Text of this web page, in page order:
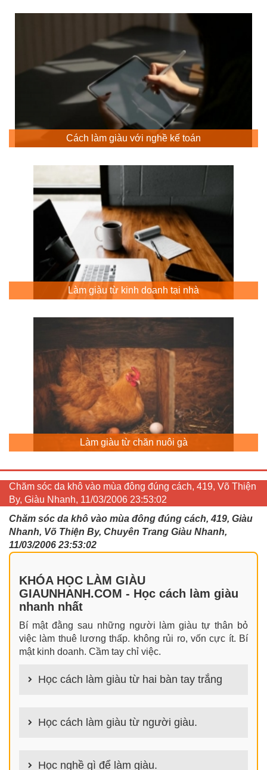
Cách làm giàu với nghề kế toán
Làm giàu từ kinh doanh tại nhà
Làm giàu từ chăn nuôi gà
Chăm sóc da khô vào mùa đông đúng cách, 419, Võ Thiện
By, Giàu Nhanh, 11/03/2006 23:53:02
Chăm sóc da khô vào mùa đông đúng cách, 419, Giàu
Nhanh, Võ Thiện By, Chuyên Trang Giàu Nhanh,
11/03/2006 23:53:02
KHÓA HỌC LÀM GIÀU
GIAUNHANH.COM - Học cách làm giàu
nhanh nhất
Bí mật đằng sau những người làm giàu tự thân bỏ
việc làm thuê lương thấp. không rủi ro, vốn cực ít. Bí
mật kinh doanh. Cầm tay chỉ việc.
Học cách làm giàu từ hai bàn tay trắng
nhưng hiệu quả bất ngờ. Bạn có thể thành công ngay
cả khi không có gì trong tay.
Học cách làm giàu từ người giàu.
làm giàu từ người giàu. Bạn sẽ có được góc nhìn đa
Học nghề gì để làm giàu.